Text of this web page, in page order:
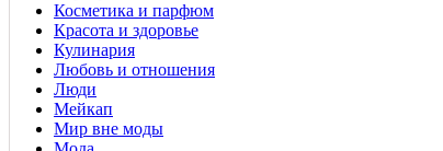
Косметика и парфюм
Красота и здоровье
Кулинария
Любовь и отношения
Люди
Мейкап
Мир вне моды